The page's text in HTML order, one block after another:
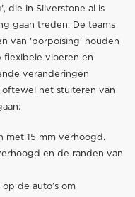
die in Silverstone al is
gaan treden. De teams
van 'porpoising' houden
flexibele vloeren en
veranderingen
het stuiteren van
met 15 mm verhoogd.
en de randen van
de auto’s om